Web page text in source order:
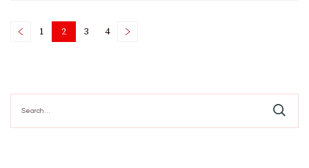
Posts
Page
1 Page
2 Page
3 Page
4
for: